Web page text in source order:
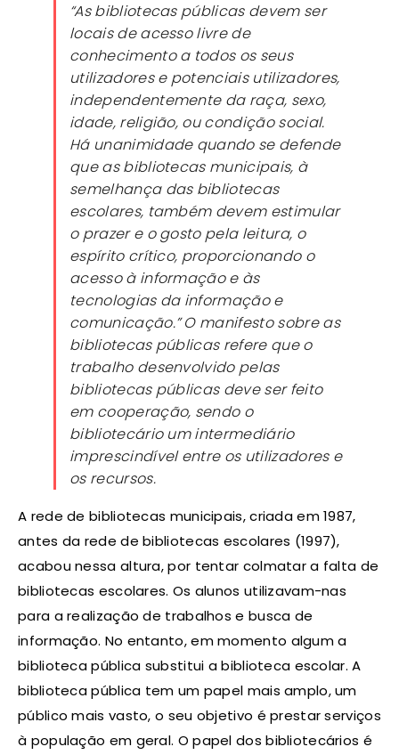
“As bibliotecas públicas devem ser
locais de acesso livre de
conhecimento a todos os seus
utilizadores e potenciais utilizadores,
independentemente da raça, sexo,
idade, religião, ou condição social.
Há unanimidade quando se defende
que as bibliotecas municipais, à
semelhança das bibliotecas
escolares, também devem estimular
o prazer e o gosto pela leitura, o
espírito crítico, proporcionando o
acesso à informação e às
tecnologias da informação e
comunicação.” O manifesto sobre as
bibliotecas públicas refere que o
trabalho desenvolvido pelas
bibliotecas públicas deve ser feito
em cooperação, sendo o
bibliotecário um intermediário
imprescindível entre os utilizadores e
os recursos.
A rede de bibliotecas municipais, criada em 1987,
antes da rede de bibliotecas escolares (1997),
acabou nessa altura, por tentar colmatar a falta de
bibliotecas escolares. Os alunos utilizavam-nas
para a realização de trabalhos e busca de
informação. No entanto, em momento algum a
biblioteca pública substitui a biblioteca escolar. A
biblioteca pública tem um papel mais amplo, um
público mais vasto, o seu objetivo é prestar serviços
à população em geral. O papel dos bibliotecários é